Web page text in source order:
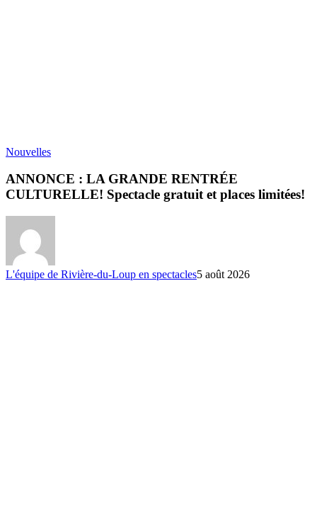
Nouvelles
ANNONCE : LA GRANDE RENTRÉE
CULTURELLE! Spectacle gratuit et places limitées!
L'équipe de Rivière-du-Loup en spectacles5 août 2026